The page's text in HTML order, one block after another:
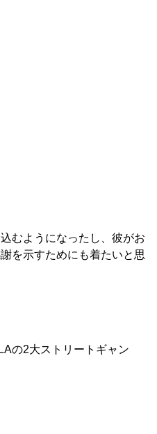
むようになったし、彼がお
を示すためにも着たいと思
の2大ストリートギャン